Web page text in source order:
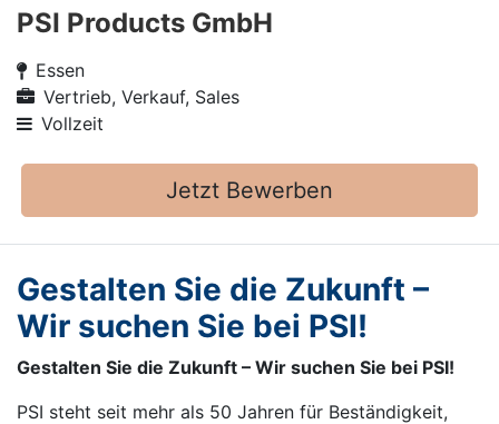
PSI Products GmbH
Essen
Vertrieb, Verkauf, Sales
Vollzeit
Jetzt Bewerben
Gestalten Sie die Zukunft –
Wir suchen Sie bei PSI!
Gestalten Sie die Zukunft – Wir suchen Sie bei PSI!
PSI steht seit mehr als 50 Jahren für Beständigkeit,